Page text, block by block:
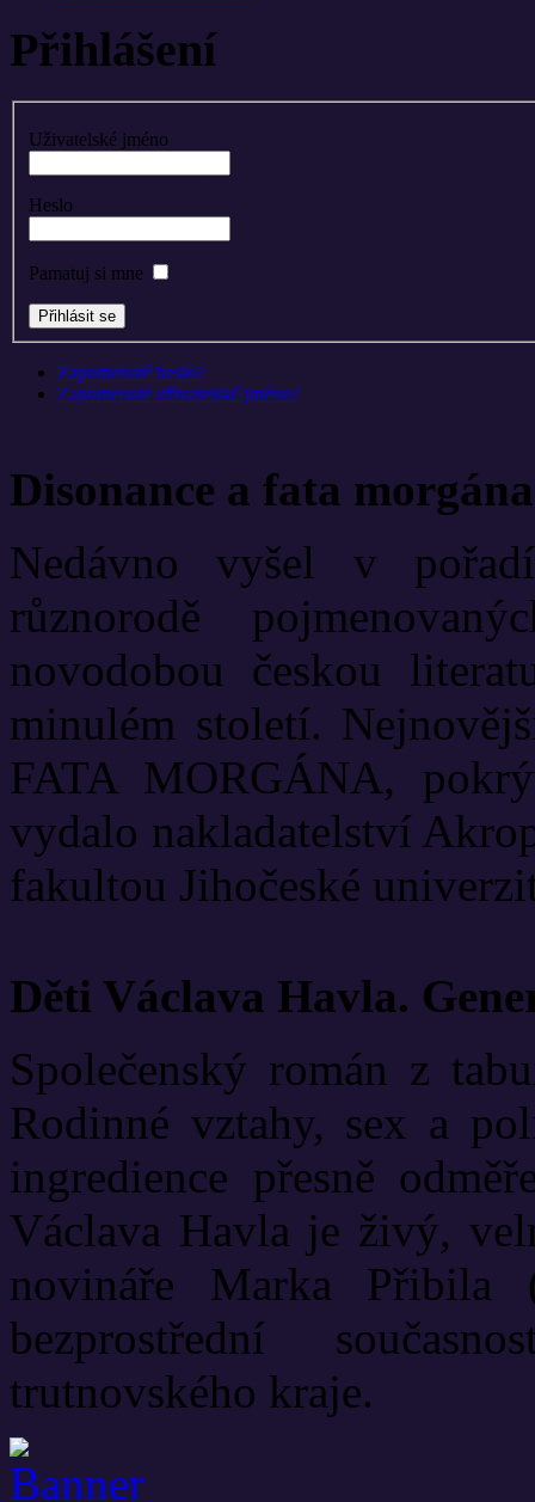
Přihlášení
Uživatelské jméno
Heslo
Pamatuj si mne
Zapomenuté heslo?
Zapomenuté uživatelské jméno?
Disonance a fata morgána
Nedávno vyšel v
různorodě
novodobou českou
minulém století.
FATA MORGÁNA,
vydalo nakladatelství
fakultou Jihočeské
Děti Václava Havla.
Společenský román z
Rodinné vztahy, sex a
ingredience přesně
Václava Havla je živý,
novináře Marka Přibila
bezprostřední
trutnovského kraje.